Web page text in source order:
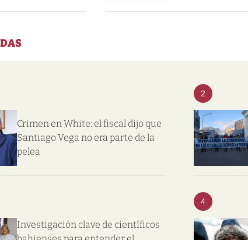
Crimen en White: el fiscal dijo que
Santiago Vega no era parte de la
pelea
2
Investigación clave de científicos
4